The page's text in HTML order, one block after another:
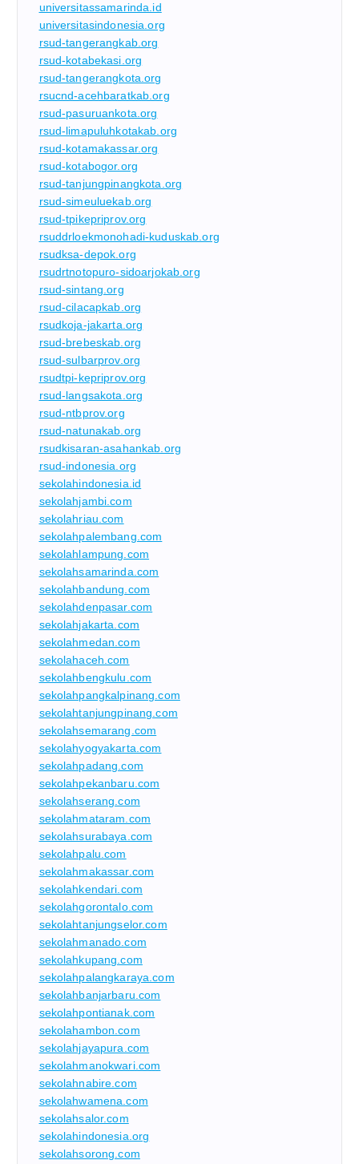
universitassamarinda.id
universitasindonesia.org
rsud-tangerangkab.org
rsud-kotabekasi.org
rsud-tangerangkota.org
rsucnd-acehbaratkab.org
rsud-pasuruankota.org
rsud-limapuluhkotakab.org
rsud-kotamakassar.org
rsud-kotabogor.org
rsud-tanjungpinangkota.org
rsud-simeuluekab.org
rsud-tpikepriprov.org
rsuddrloekmonohadi-kuduskab.org
rsudksa-depok.org
rsudrtnotopuro-sidoarjokab.org
rsud-sintang.org
rsud-cilacapkab.org
rsudkoja-jakarta.org
rsud-brebeskab.org
rsud-sulbarprov.org
rsudtpi-kepriprov.org
rsud-langsakota.org
rsud-ntbprov.org
rsud-natunakab.org
rsudkisaran-asahankab.org
rsud-indonesia.org
sekolahindonesia.id
sekolahjambi.com
sekolahriau.com
sekolahpalembang.com
sekolahlampung.com
sekolahsamarinda.com
sekolahbandung.com
sekolahdenpasar.com
sekolahjakarta.com
sekolahmedan.com
sekolahaceh.com
sekolahbengkulu.com
sekolahpangkalpinang.com
sekolahtanjungpinang.com
sekolahsemarang.com
sekolahyogyakarta.com
sekolahpadang.com
sekolahpekanbaru.com
sekolahserang.com
sekolahmataram.com
sekolahsurabaya.com
sekolahpalu.com
sekolahmakassar.com
sekolahkendari.com
sekolahgorontalo.com
sekolahtanjungselor.com
sekolahmanado.com
sekolahkupang.com
sekolahpalangkaraya.com
sekolahbanjarbaru.com
sekolahpontianak.com
sekolahambon.com
sekolahjayapura.com
sekolahmanokwari.com
sekolahnabire.com
sekolahwamena.com
sekolahsalor.com
sekolahindonesia.org
sekolahsorong.com